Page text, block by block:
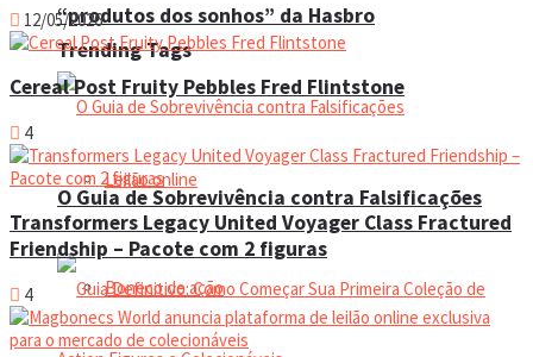
Trending Tags
Leilão online
Boneco de ação
“produtos dos sonhos” da Hasbro
O Guia de Sobrevivência contra Falsificações
12/05/2026
Cereal Post Fruity Pebbles Fred Flintstone
4
Transformers Legacy United Voyager Class Fractured
Friendship – Pacote com 2 figuras
4